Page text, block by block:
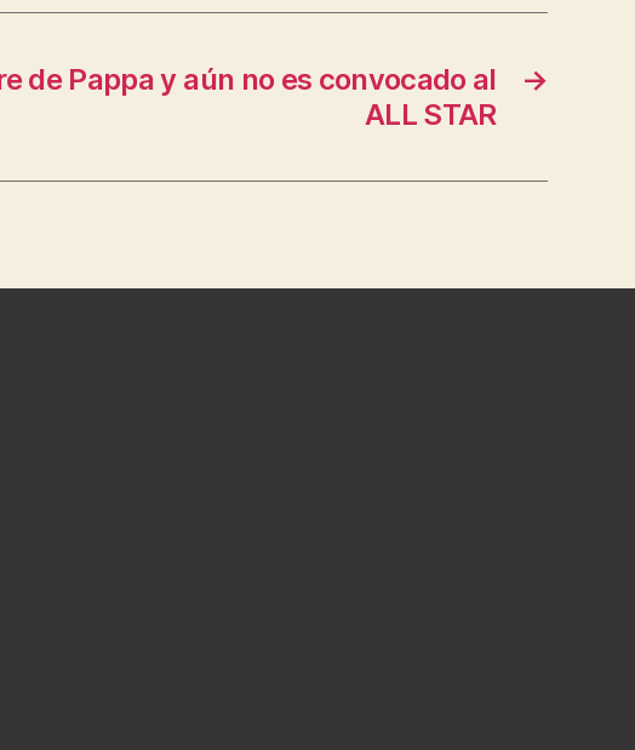
→
de Pappa y aún no es convocado al
ALL STAR